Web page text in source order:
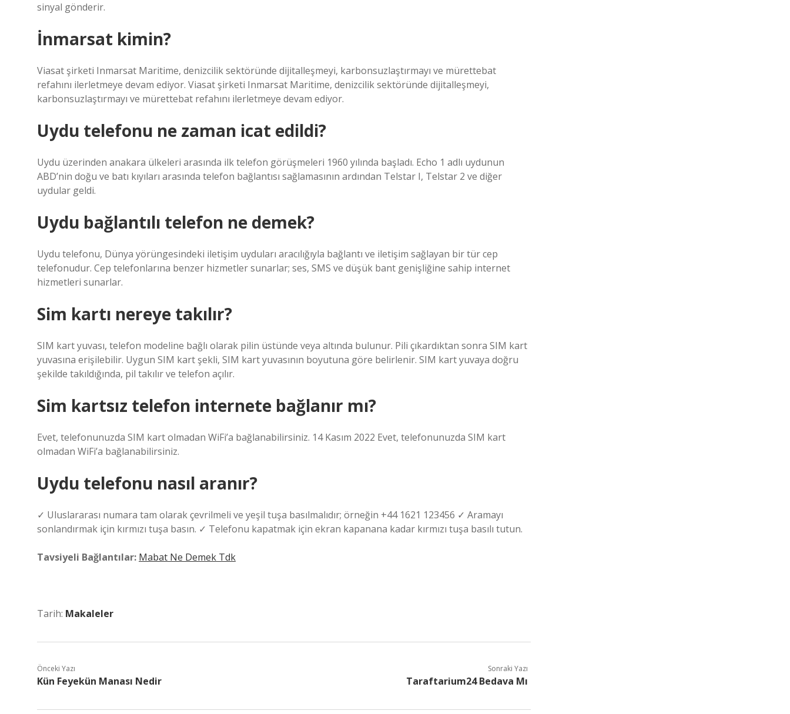
sinyal gönderir.
İnmarsat kimin?
Viasat şirketi Inmarsat Maritime, denizcilik sektöründe dijitalleşmeyi, karbonsuzlaştırmayı ve mürettebat
refahını ilerletmeye devam ediyor. Viasat şirketi Inmarsat Maritime, denizcilik sektöründe dijitalleşmeyi,
karbonsuzlaştırmayı ve mürettebat refahını ilerletmeye devam ediyor.
Uydu telefonu ne zaman icat edildi?
Uydu üzerinden anakara ülkeleri arasında ilk telefon görüşmeleri 1960 yılında başladı. Echo 1 adlı uydunun
ABD’nin doğu ve batı kıyıları arasında telefon bağlantısı sağlamasının ardından Telstar I, Telstar 2 ve diğer
uydular geldi.
Uydu bağlantılı telefon ne demek?
Uydu telefonu, Dünya yörüngesindeki iletişim uyduları aracılığıyla bağlantı ve iletişim sağlayan bir tür cep
telefonudur. Cep telefonlarına benzer hizmetler sunarlar; ses, SMS ve düşük bant genişliğine sahip internet
hizmetleri sunarlar.
Sim kartı nereye takılır?
SIM kart yuvası, telefon modeline bağlı olarak pilin üstünde veya altında bulunur. Pili çıkardıktan sonra SIM kart
yuvasına erişilebilir. Uygun SIM kart şekli, SIM kart yuvasının boyutuna göre belirlenir. SIM kart yuvaya doğru
şekilde takıldığında, pil takılır ve telefon açılır.
Sim kartsız telefon internete bağlanır mı?
Evet, telefonunuzda SIM kart olmadan WiFi’a bağlanabilirsiniz. 14 Kasım 2022 Evet, telefonunuzda SIM kart
olmadan WiFi’a bağlanabilirsiniz.
Uydu telefonu nasıl aranır?
✓ Uluslararası numara tam olarak çevrilmeli ve yeşil tuşa basılmalıdır; örneğin +44 1621 123456 ✓ Aramayı
sonlandırmak için kırmızı tuşa basın. ✓ Telefonu kapatmak için ekran kapanana kadar kırmızı tuşa basılı tutun.
Tavsiyeli Bağlantılar: Mabat Ne Demek Tdk
Tarih: Makaleler
Önceki Yazı
Kün Feyekün Manası Nedir
Sonraki Yazı
Taraftarium24 Bedava Mı